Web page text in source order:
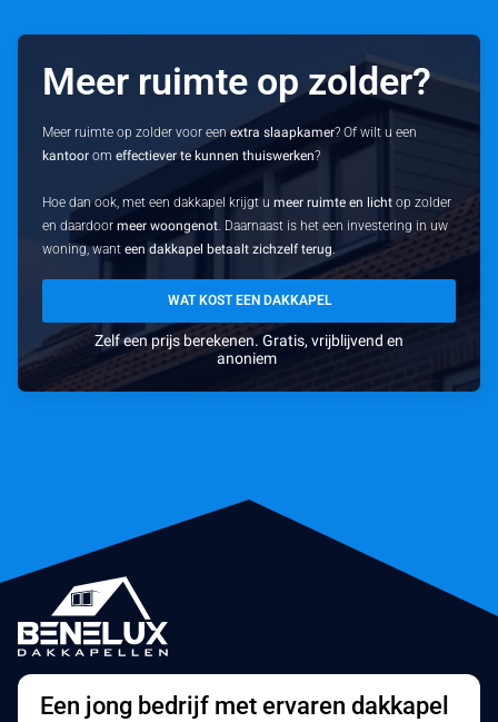
Meer ruimte op zolder?
Meer ruimte op zolder voor eenextra slaapkamer? Of wilt u een
kantoor omeffectiever te kunnen thuiswerken?
Hoe dan ook, met een dakkapel krijgt umeer ruimte en licht op zolder
en daardoormeer woongenot. Daarnaast is het een investering in uw
woning, wanteen dakkapel betaalt zichzelf terug.
WAT KOST EEN DAKKAPEL
Zelf een prijs berekenen. Gratis, vrijblijvend en
anoniem
Een jong bedrijf met ervaren dakkapel